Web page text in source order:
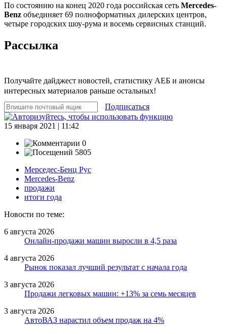
По состоянию на конец 2020 года российская сеть Mercedes-
Benz объединяет 69 полноформатных дилерских центров,
четыре городских шоу-рума и восемь сервисных станций.
Рассылка
Получайте дайджест новостей, статистику АЕБ и анонсы
интересных материалов раньше остальных!
Подписаться
15 января 2021 | 11:42
0
5805
Мерседес-Бенц Рус
Mercedes-Benz
продажи
итоги года
Новости по теме:
6 августа 2026
Онлайн-продажи машин выросли в 4,5 раза
4 августа 2026
Рынок показал лучший результат с начала года
3 августа 2026
Продажи легковых машин: +13% за семь месяцев
3 августа 2026
АвтоВАЗ нарастил объем продаж на 4%